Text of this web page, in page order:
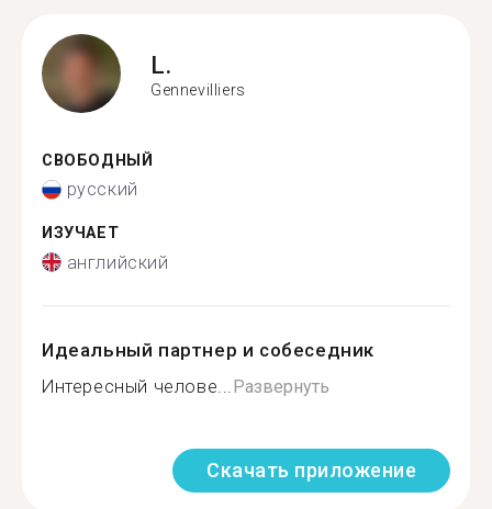
L.
Gennevilliers
СВОБОДНЫЙ
русский
ИЗУЧАЕТ
английский
Идеальный партнер и собеседник
Интересный челове... Развернуть
Скачать приложение